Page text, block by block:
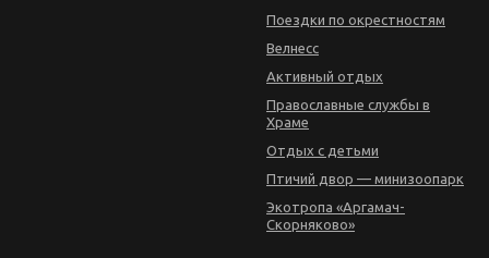
Поездки по окрестностям
Велнесс
Активный отдых
Православные службы в
Храме
Отдых с детьми
Птичий двор — минизоопарк
Экотропа «Аргамач-
Скорняково»